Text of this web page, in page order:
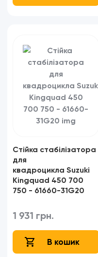
Стійка стабілізатора
для
квадроцикла Suzuki
Kingquad 450 700
750 - 61660-31G20​​​​​​​
1 931 грн.
В кошик